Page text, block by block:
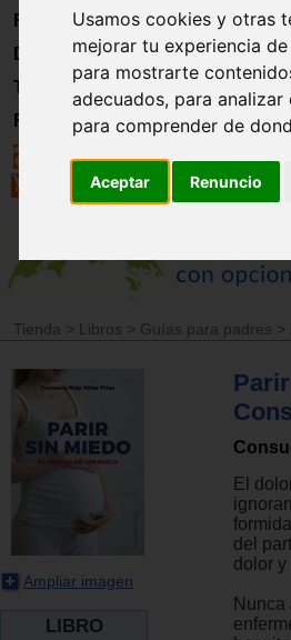
Usamos cookies y otras
mejorar tu experiencia
para mostrarte
adecuados, para
para comprender de
Aceptar Renuncio
Formación
Directorio
Trabajo
Registro
Tienda > Libros > Guías para padres >
Ampliar imagen
LIBRO
El
del
dolor